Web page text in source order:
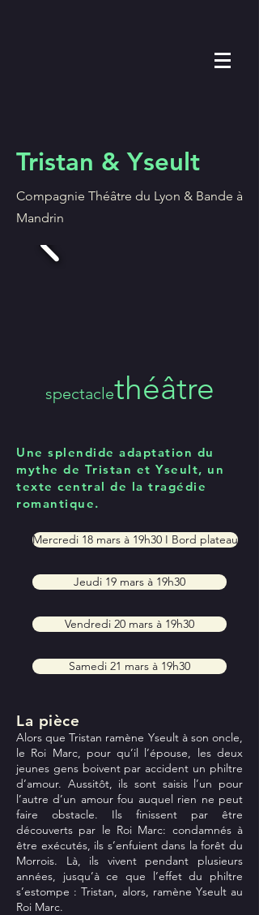
Tristan & Yseult
Compagnie Théâtre du Lyon & Bande à
Mandrin
spectaclethéâtre
Une splendide adaptation du
mythe de Tristan et Yseult, un
texte central de la tragédie
romantique.
Mercredi 18 mars à 19h30 I Bord plateau
Jeudi 19 mars à 19h30
Vendredi 20 mars à 19h30
Samedi 21 mars à 19h30
La pièce
Alors que Tristan ramène Yseult à son oncle,
le Roi Marc, pour qu’il l’épouse, les deux
jeunes gens boivent par accident un philtre
d’amour. Aussitôt, ils sont saisis l’un pour
l’autre d’un amour fou auquel rien ne peut
faire obstacle. Ils finissent par être
découverts par le Roi Marc: condamnés à
être exécutés, ils s’enfuient dans la forêt du
Morrois. Là, ils vivent pendant plusieurs
années, jusqu’à ce que l’effet du philtre
s’estompe : Tristan, alors, ramène Yseult au
Roi Marc.